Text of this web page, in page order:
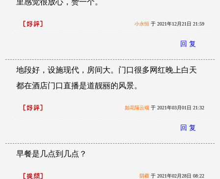
里感觉很放心，赞一个。
小永恒 于 2021年12月21日 21:59
回 复
地段好，设施现代，房间大。门口很多网红晚上白天
都在酒店门口直播是道靓丽的风景。
如花隔云端 于 2021年03月01日 21:32
回 复
早餐是几点到几点？
阴霾 于 2021年02月28日 08:22